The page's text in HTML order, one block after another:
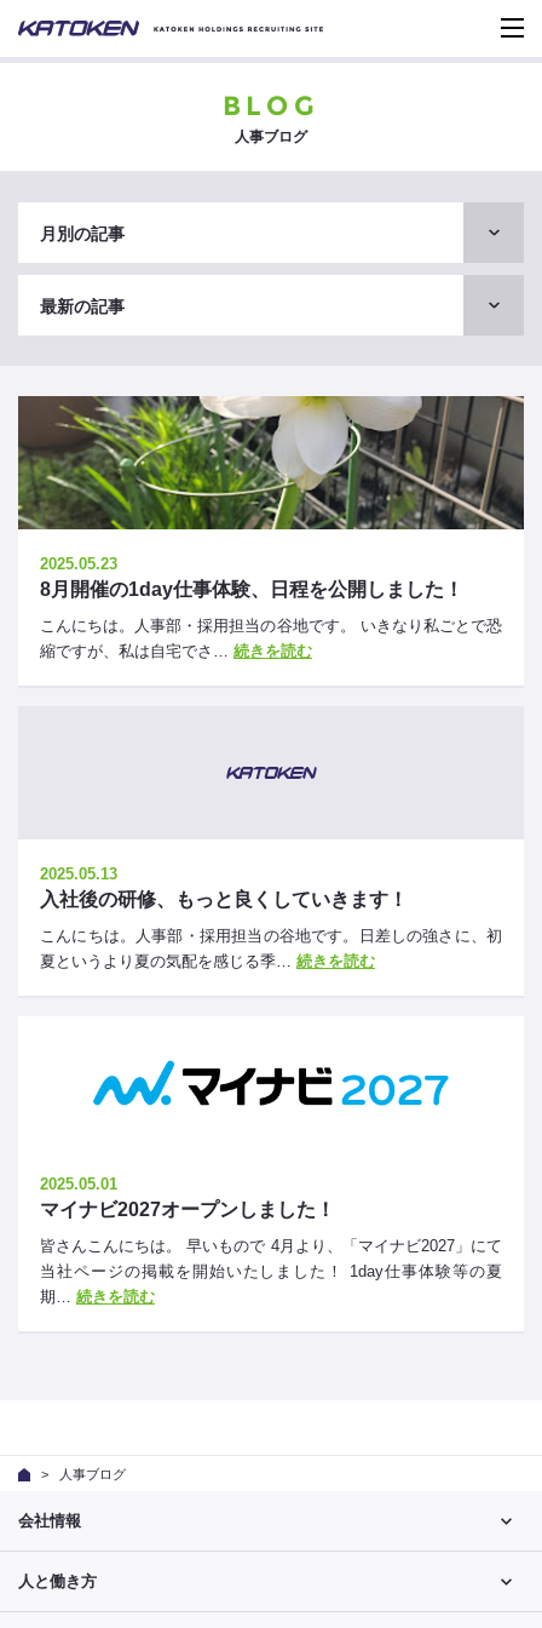
BLOG
人事ブログ
月別の記事
最新の記事
2025.05.23
8月開催の1day仕事体験、日程を公開しました！
こんにちは。人事部・採用担当の谷地です。 いきなり私ごとで恐
縮ですが、私は自宅でさ… 続きを読む
2025.05.13
入社後の研修、もっと良くしていきます！
こんにちは。人事部・採用担当の谷地です。日差しの強さに、初
夏というより夏の気配を感じる季… 続きを読む
2025.05.01
マイナビ2027オープンしました！
皆さんこんにちは。 早いもので 4月より、「マイナビ2027」にて
当社ページの掲載を開始いたしました！ 1day仕事体験等の夏
期… 続きを読む
人事ブログ
会社情報
人と働き方